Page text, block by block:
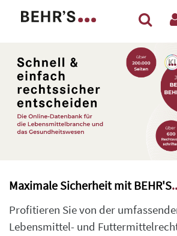
Maximale Sicherheit mitBEHR'S
Profitieren Sie von der
Lebensmittel- und